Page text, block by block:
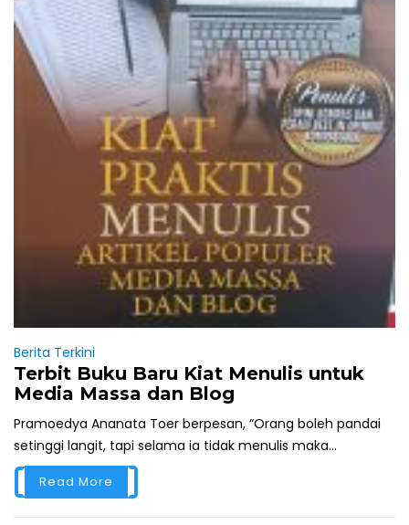
Berita Terkini
Terbit Buku Baru Kiat Menulis untuk
Media Massa dan Blog
Pramoedya Ananata Toer berpesan, “Orang boleh pandai
setinggi langit, tapi selama ia tidak menulis maka...
Read More